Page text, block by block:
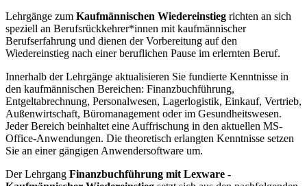
Lehrgänge zum Kaufmännischen Wiedereinstieg richten an sich
speziell an Berufsrückkehrer*innen mit kaufmännischer
Berufserfahrung und dienen der Vorbereitung auf den
Wiedereinstieg nach einer beruflichen Pause im erlernten Beruf.
Innerhalb der Lehrgänge aktualisieren Sie fundierte Kenntnisse in
den kaufmännischen Bereichen: Finanzbuchführung,
Entgeltabrechnung, Personalwesen, Lagerlogistik, Einkauf, Vertrieb,
Außenwirtschaft, Büromanagement oder im Gesundheitswesen.
Jeder Bereich beinhaltet eine Auffrischung in den aktuellen MS-
Office-Anwendungen. Die theoretisch erlangten Kenntnisse setzen
Sie an einer gängigen Anwendersoftware um.
Der Lehrgang Finanzbuchführung mit Lexware -